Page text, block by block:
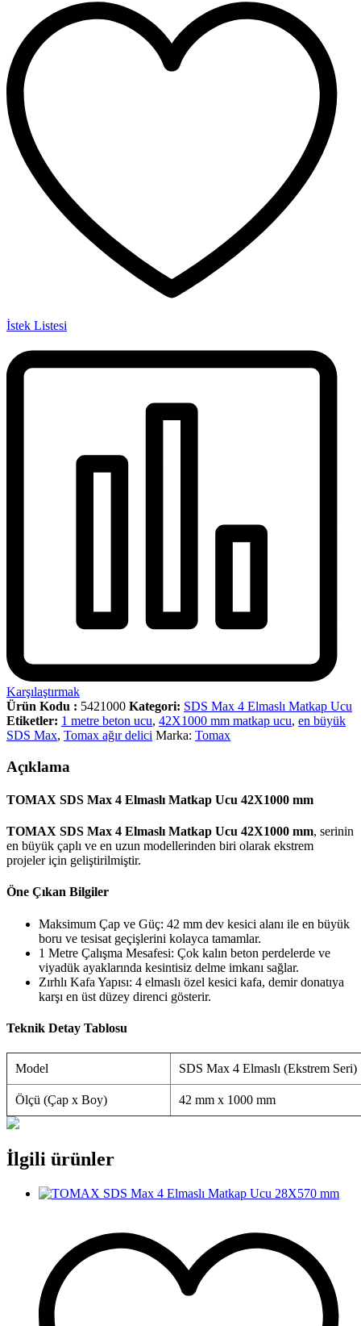
İstek Listesi
Karşılaştırmak
Ürün Kodu : 5421000 Kategori: SDS Max 4 Elmaslı Matkap Ucu
Etiketler: 1 metre beton ucu, 42X1000 mm matkap ucu, en büyük
SDS Max, Tomax ağır delici Marka: Tomax
Açıklama
TOMAX SDS Max 4 Elmaslı Matkap Ucu 42X1000 mm
TOMAX SDS Max 4 Elmaslı Matkap Ucu 42X1000 mm, serinin
en büyük çaplı ve en uzun modellerinden biri olarak ekstrem
projeler için geliştirilmiştir.
Öne Çıkan Bilgiler
Maksimum Çap ve Güç: 42 mm dev kesici alanı ile en büyük
boru ve tesisat geçişlerini kolayca tamamlar.
1 Metre Çalışma Mesafesi: Çok kalın beton perdelerde ve
viyadük ayaklarında kesintisiz delme imkanı sağlar.
Zırhlı Kafa Yapısı: 4 elmaslı özel kesici kafa, demir donatıya
karşı en üst düzey direnci gösterir.
Teknik Detay Tablosu
Model SDS Max 4 Elmaslı (Ekstrem Seri)
Ölçü (Çap x Boy) 42 mm x 1000 mm
İlgili ürünler